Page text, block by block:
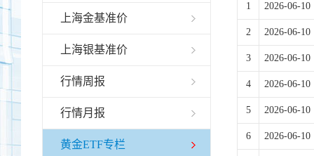
上海金基准价
上海银基准价
行情周报
行情月报
黄金ETF专栏
1 2026-06-10
2 2026-06-10
3 2026-06-10
4 2026-06-10
5 2026-06-10
6 2026-06-10